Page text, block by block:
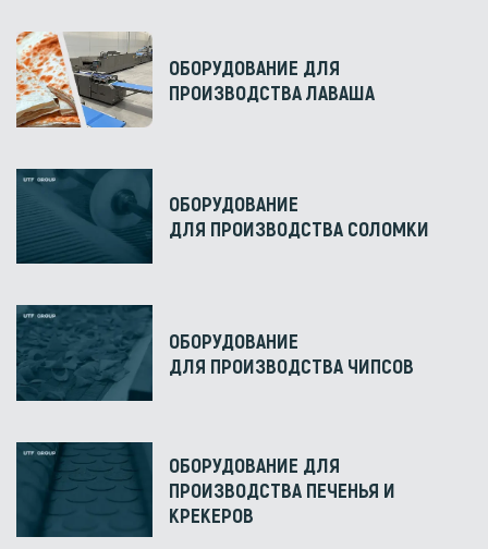
ОБОРУДОВАНИЕ ДЛЯ
ПРОИЗВОДСТВА ЛАВАША
ОБОРУДОВАНИЕ
ДЛЯ ПРОИЗВОДСТВА СОЛОМКИ
ОБОРУДОВАНИЕ
ДЛЯ ПРОИЗВОДСТВА ЧИПСОВ
ОБОРУДОВАНИЕ ДЛЯ
ПРОИЗВОДСТВА ПЕЧЕНЬЯ И
КРЕКЕРОВ